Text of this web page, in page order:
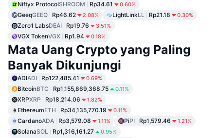
Niftyx ProtocolSHROOM Rp34.61 0.60%
GeeqGEEQ Rp46.62 2.08% LightLinkLL Rp21.18 0.30%
Zero1 LabsDEAI Rp19.76 3.51%
VGX TokenVGX Rp1.94 0.18%
Mata Uang Crypto yang Paling
Banyak Dikunjungi
ADIADI Rp122,485.41 0.69%
BitcoinBTC Rp1,155,869,368.75 0.11%
XRPXRP Rp18,214.06 1.82%
EthereumETH Rp34,135,770.19 0.11%
CardanoADA Rp3,579.08 1.11% PiPI Rp1,579.46 1.21%
SolanaSOL Rp1,316,161.27 0.95%